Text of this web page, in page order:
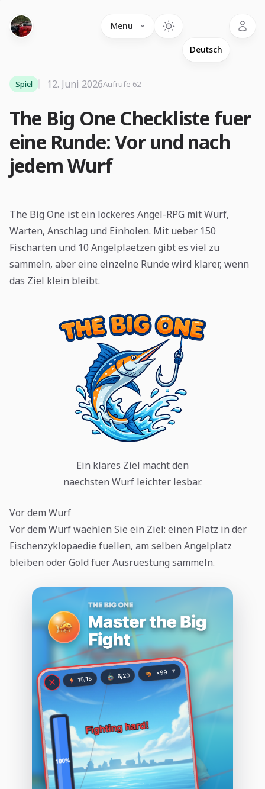
Menu
The Big One Checkliste fuer
eine Runde: Vor und nach
jedem Wurf
Spiel 12. Juni 2026Aufrufe 62
The Big One ist ein lockeres Angel-RPG mit Wurf,
Warten, Anschlag und Einholen. Mit ueber 150
Fischarten und 10 Angelplaetzen gibt es viel zu
sammeln, aber eine einzelne Runde wird klarer, wenn
das Ziel klein bleibt.
Ein klares Ziel macht den
naechsten Wurf leichter lesbar.
Vor dem Wurf
Vor dem Wurf waehlen Sie ein Ziel: einen Platz in der
Fischenzyklopaedie fuellen, am selben Angelplatz
bleiben oder Gold fuer Ausruestung sammeln.